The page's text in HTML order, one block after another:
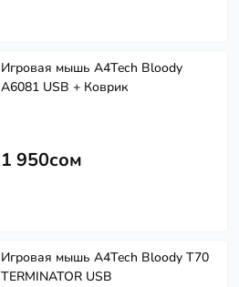
Игровая мышь A4Tech Bloody
A6081 USB + Коврик
1 950сом
Игровая мышь A4Tech Bloody T70
TERMINATOR USB